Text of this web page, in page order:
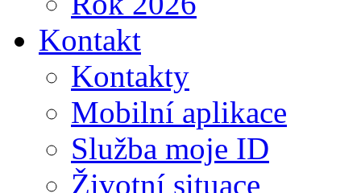
Kontakt
Kontakty
Mobilní aplikace
Služba moje ID
Životní situace